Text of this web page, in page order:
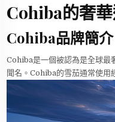
Cohiba的奢
Cohiba品牌簡介
Cohiba是一個被認為是全球最
聞名。Cohiba的雪茄通常使用